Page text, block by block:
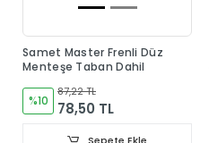
Samet Master Frenli Düz
Menteşe Taban Dahil
%10
87,22 TL
78,50 TL